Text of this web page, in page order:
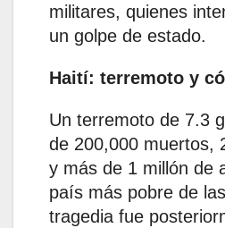
militares, quienes
un golpe de estado.
Haití: terremoto y
Un terremoto de 7.3
de 200,000 muertos,
y más de 1 millón de
país más pobre de
tragedia fue